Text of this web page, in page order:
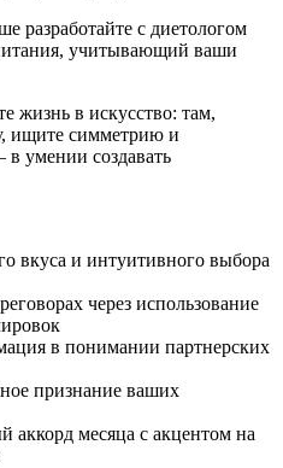
разработайте с диетологом
учитывающий ваши
жизнь в искусство: там,
ищите симметрию и
умении создавать
вкуса и интуитивного выбора
через использование
в понимании партнерских
признание ваших
месяца с акцентом на